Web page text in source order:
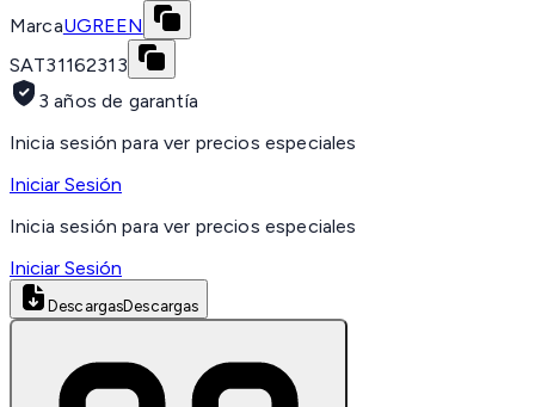
MarcaUGREEN
SAT31162313
3 años de garantía
Inicia sesión para ver precios especiales
Iniciar Sesión
Inicia sesión para ver precios especiales
Iniciar Sesión
DescargasDescargas